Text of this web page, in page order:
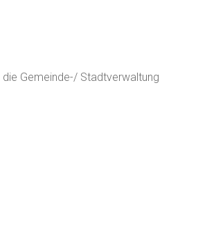
Gemeinde-/ Stadtverwaltung